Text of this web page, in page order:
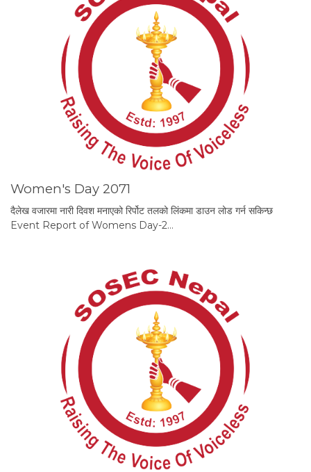
Women's Day 2071
दैलेख वजारमा नारी दिवश मनाएको रिर्पोट तलको लिंकमा डाउन लोड गर्न सकिन्छ
Event Report of Womens Day-2…